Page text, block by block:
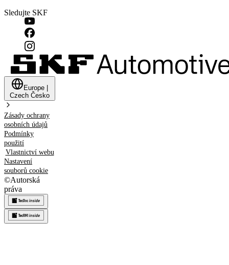
Sledujte SKF
Europe
Czech Česko
Zásady ochrany
osobních údajů
Podmínky
použití
Vlastnictví webu
Nastavení
souborů cookie
©Autorská
práva